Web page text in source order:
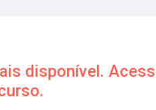
disponível.